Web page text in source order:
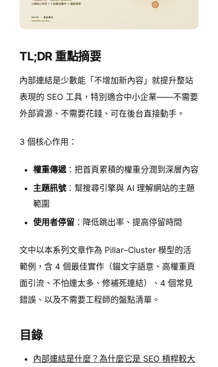
TL;DR 重點摘要
內部連結是少數能「不增加新內容」就提升整站
表現的 SEO 工具，特別適合中小企業——不需要
外部資源、不需要花錢、可在後台直接動手。
3 個核心作用：
權重傳遞：把首頁累積的權重分潤到深層內容
主題訊號 ：幫搜尋引擎與 AI 理解網站的主題
範圍
使用者停留 ：降低跳出率、提高停留時間
文中以本系列文章作為 Pillar–Cluster 模型的活
範例，含 4 個最佳實作（錨文字語意、高權重頁
面引流、不怕連太多、修補死連結）、4 個常見
錯誤、以及不需要工程師的盤點清單。
目錄
內部連結是什麼？為什麼它是 SEO 槓桿較大